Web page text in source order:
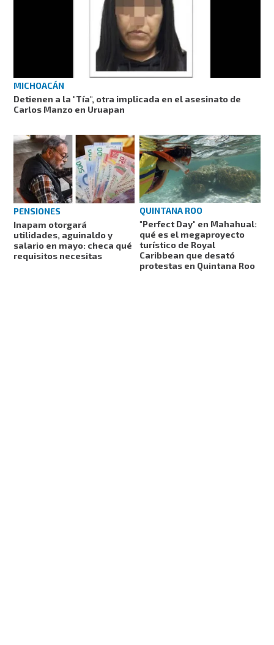
MICHOACÁN
Detienen a la "Tía", otra implicada en el asesinato de
Carlos Manzo en Uruapan
PENSIONES
Inapam otorgará
utilidades, aguinaldo y
salario en mayo: checa qué
requisitos necesitas
QUINTANA ROO
"Perfect Day" en Mahahual:
qué es el megaproyecto
turístico de Royal
Caribbean que desató
protestas en Quintana Roo